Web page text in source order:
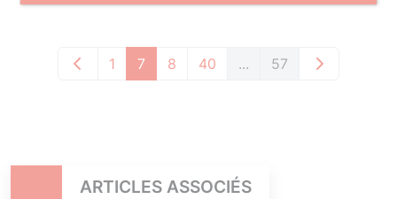
1 7 8 40 ... 57
ARTICLES ASSOCIÉS